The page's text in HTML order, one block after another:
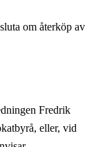
om återköp av
Fredrik
eller, vid